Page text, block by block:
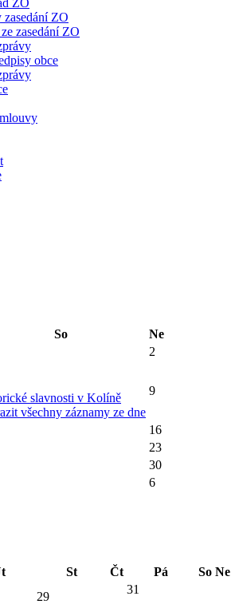
ZO
zasedání ZO
zasedání ZO
obce
So
Ne
2
slavnosti v Kolíně
všechny záznamy ze dne
9
16
23
30
6
St Čt Pá So Ne
29
31